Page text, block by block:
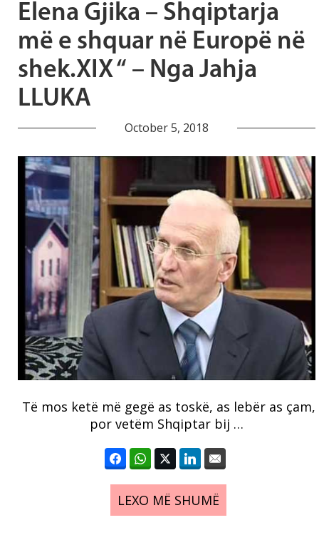
Elena Gjika – Shqiptarja
më e shquar në Europë në
shek.XIX “ – Nga Jahja
LLUKA
October 5, 2018
Të mos ketë më gegë as toskë, as lebër as çam,
por vetëm Shqiptar bij …
LEXO MË SHUMË